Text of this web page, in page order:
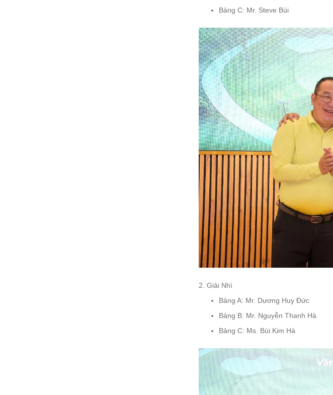
Bảng C: Mr. Steve Bùi
2. Giải Nhì
Bảng A: Mr. Dương Huy Đức
Bảng B: Mr. Nguyễn Thanh Hà
Bảng C: Ms. Bùi Kim Hà